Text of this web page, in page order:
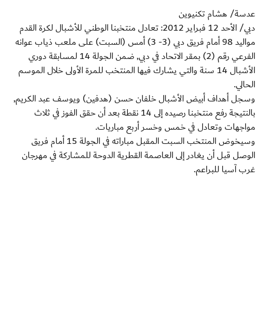
عدسة/ هشام تكنيوين
دبي/ الأحد 12 فبراير 2012: تعادل منتخبنا الوطني للأشبال لكرة القدم
مواليد 98 أمام فريق دبي (3- 3) أمس (السبت) على ملعب ذياب عوانه
الفرعي رقم (2) بمقر الاتحاد في دبي, ضمن الجولة 14 لمسابقة دوري
الأشبال 14 سنة والتي يشارك فيها المنتخب للمرة الأولى خلال الموسم
الحالي.
وسجل أهداف أبيض الأشبال خلفان حسن (هدفين) ويوسف عبد الكريم,
بالنتيجة رفع منتخبنا رصيده إلى 14 نقطة بعد أن حقق الفوز في ثلاث
مواجهات وتعادل في خمس وخسر أربع مباريات.
وسيخوض المنتخب السبت المقبل مباراته في الجولة 15 أمام فريق
الوصل قبل أن يغادر إلى العاصمة القطرية الدوحة للمشاركة في مهرجان
غرب آسيا للبراعم.